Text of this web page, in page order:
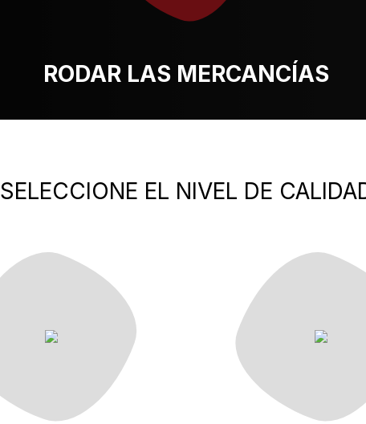
RODAR LAS MERCANCÍAS
SELECCIONE EL NIVEL DE